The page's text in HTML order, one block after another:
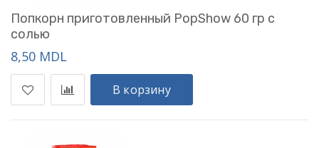
Попкорн приготовленный PopShow 60 гр с
солью
8,50 MDL
В корзину